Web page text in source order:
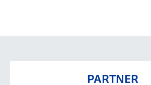
PARTNER